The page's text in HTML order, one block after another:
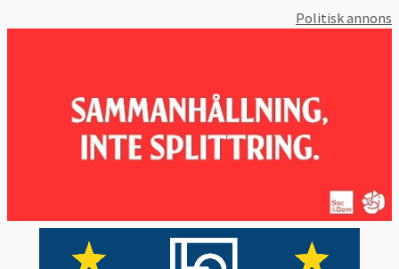
Politisk annons